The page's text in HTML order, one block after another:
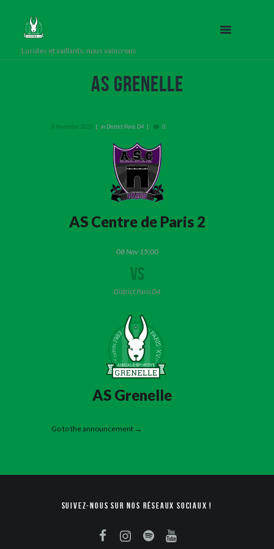
Lucides et vaillants, nous vaincrons
AS Grenelle
8 November 2026 inDistrict Paris D4 0
AS Centre de Paris 2
08 Nov 15:00
VS
District Paris D4
AS Grenelle
Go to the announcement →
Suivez-nous sur nos réseaux sociaux !